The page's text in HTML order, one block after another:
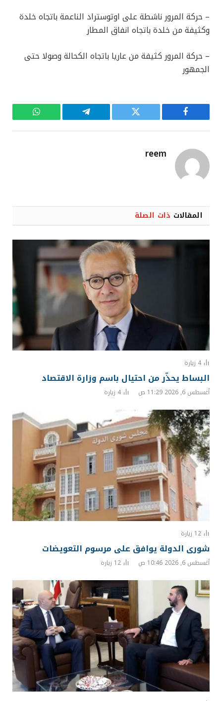
– حركة المرور ناشطة على اوتوستراد الناعمة باتجاه خلدة
وكثيفة من خلدة باتجاه انفاق المطار
– حركة المرور كثيفة من عاريا باتجاه الكحالة وصولا حتى
الجمهور
فيسبوك تويتر تيلقرام واتساب
reem
المقالات ذات الصلة
4 زيارة
البساط يحذّر من احتيال باسم وزارة الاقتصاد
أغسطس 6, 2026 11:29 ص 4 زيارة
12 زيارة
شورى الدولة يوافق على مرسوم التعويضات
أغسطس 6, 2026 10:46 ص 12 زيارة